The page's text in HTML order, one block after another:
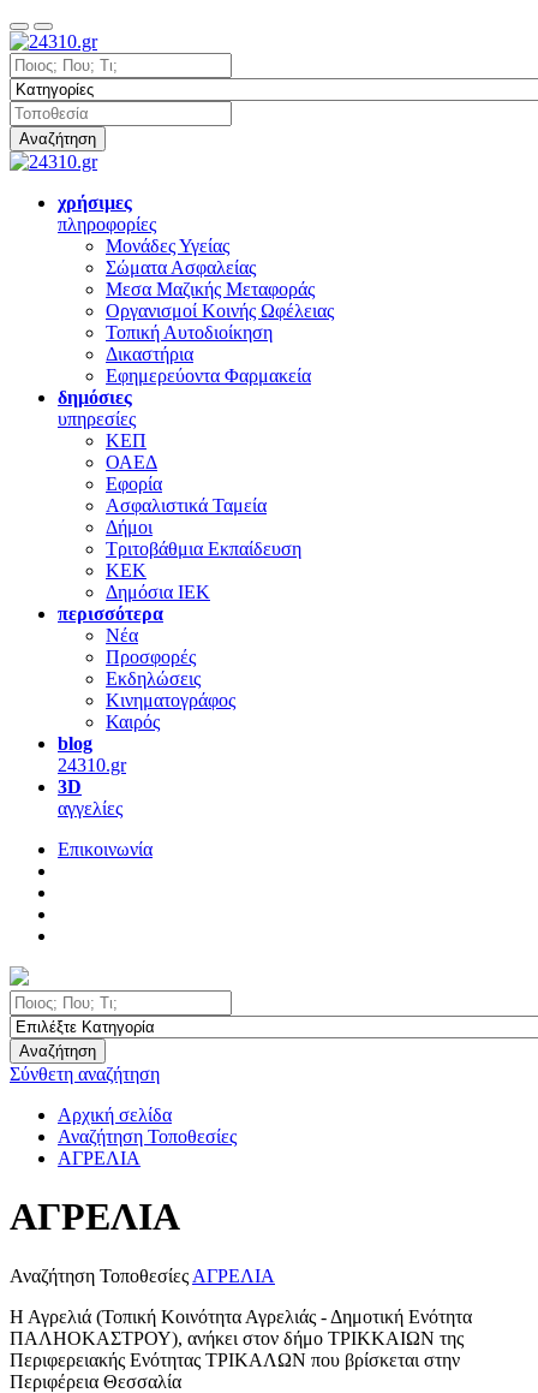
Αναζήτηση
χρήσιμες
πληροφορίες
Μονάδες Υγείας
Σώματα Ασφαλείας
Μεσα Μαζικής Μεταφοράς
Οργανισμοί Κοινής Ωφέλειας
Τοπική Αυτοδιοίκηση
Δικαστήρια
Εφημερεύοντα Φαρμακεία
δημόσιες
υπηρεσίες
ΚΕΠ
ΟΑΕΔ
Εφορία
Ασφαλιστικά Ταμεία
Δήμοι
Τριτοβάθμια Εκπαίδευση
ΚΕΚ
Δημόσια ΙΕΚ
περισσότερα
Νέα
Προσφορές
Εκδηλώσεις
Κινηματογράφος
Καιρός
blog
24310.gr
3D
αγγελίες
Επικοινωνία
Αναζήτηση
Σύνθετη αναζήτηση
Αρχική σελίδα
Αναζήτηση Τοποθεσίες
ΑΓΡΕΛΙΑ
ΑΓΡΕΛΙΑ
Αναζήτηση Τοποθεσίες ΑΓΡΕΛΙΑ
Η Αγρελιά (Τοπική Κοινότητα Αγρελιάς - Δημοτική Ενότητα
ΠΑΛΗΟΚΑΣΤΡΟΥ), ανήκει στον δήμο ΤΡΙΚΚΑΙΩΝ της
Περιφερειακής Ενότητας ΤΡΙΚΑΛΩΝ που βρίσκεται στην
Περιφέρεια Θεσσαλία